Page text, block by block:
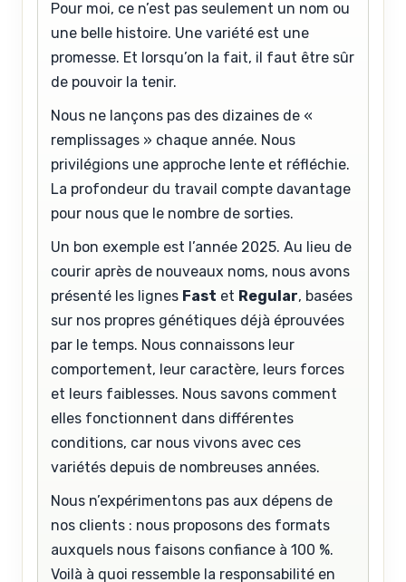
Pour moi, ce n’est pas seulement un nom ou
une belle histoire. Une variété est une
promesse. Et lorsqu’on la fait, il faut être sûr
de pouvoir la tenir.
Nous ne lançons pas des dizaines de «
remplissages » chaque année. Nous
privilégions une approche lente et réfléchie.
La profondeur du travail compte davantage
pour nous que le nombre de sorties.
Un bon exemple est l’année 2025. Au lieu de
courir après de nouveaux noms, nous avons
présenté les lignes Fast et Regular, basées
sur nos propres génétiques déjà éprouvées
par le temps. Nous connaissons leur
comportement, leur caractère, leurs forces
et leurs faiblesses. Nous savons comment
elles fonctionnent dans différentes
conditions, car nous vivons avec ces
variétés depuis de nombreuses années.
Nous n’expérimentons pas aux dépens de
nos clients : nous proposons des formats
auxquels nous faisons confiance à 100 %.
Voilà à quoi ressemble la responsabilité en